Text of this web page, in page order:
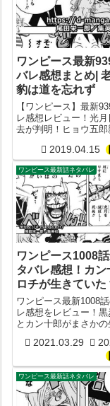
ワンピース最新
バレ感想まとめ|
豹は道を忘れず
【ワンピース】最新
レ感想レビュー！光
去が判明！ヒョウ五郎
2019.04.15
ワンピース最新話ネタバレ
ワンピース1008
タバレ感想！カン
ロチが生きていた
PIECE最新1009
ワンピース最新1008
レ感想をレビュー！
とカン十郎がまさか
想まとめ
2021.03.29
ワンピース最新話ネタバレ